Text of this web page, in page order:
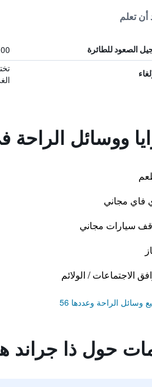
أن تعلم
الصعود للطائرة
ووسائل الراحة
فاي مجاني
سيارات مجاني
الاجتماعات / الولائم
الراحة وعددها 56
حول ذا جراند